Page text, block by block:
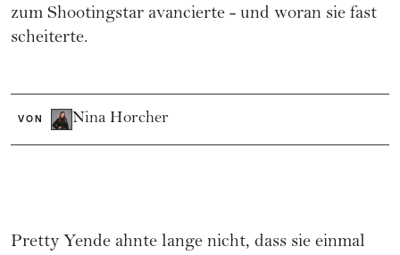
zum Shootingstar avancierte - und woran sie fast
scheiterte.
VON Nina Horcher
Pretty Yende ahnte lange nicht, dass sie einmal